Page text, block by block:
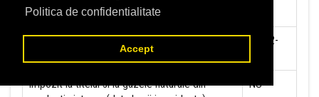
Politica de confidentialitate
Accept
Taxa jocuri de noroc (data luarii in evidenta):
Impozit pe veniturile din salarii si asimilate
salariilor (data luarii in evidenta):
06-12-
Impozit la titeiul si la gazele naturale din
NU